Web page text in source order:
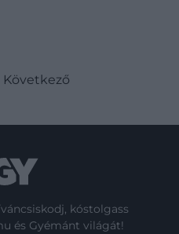
Következő
kóstolgass
és Gyémánt világát!